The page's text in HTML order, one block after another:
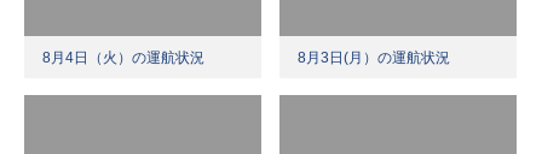
8月4日（火）の運航状況 8月3日(月）の運航状況